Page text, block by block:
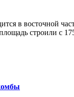
в восточной
строили с